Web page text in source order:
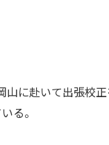
に赴いて出張校
る。